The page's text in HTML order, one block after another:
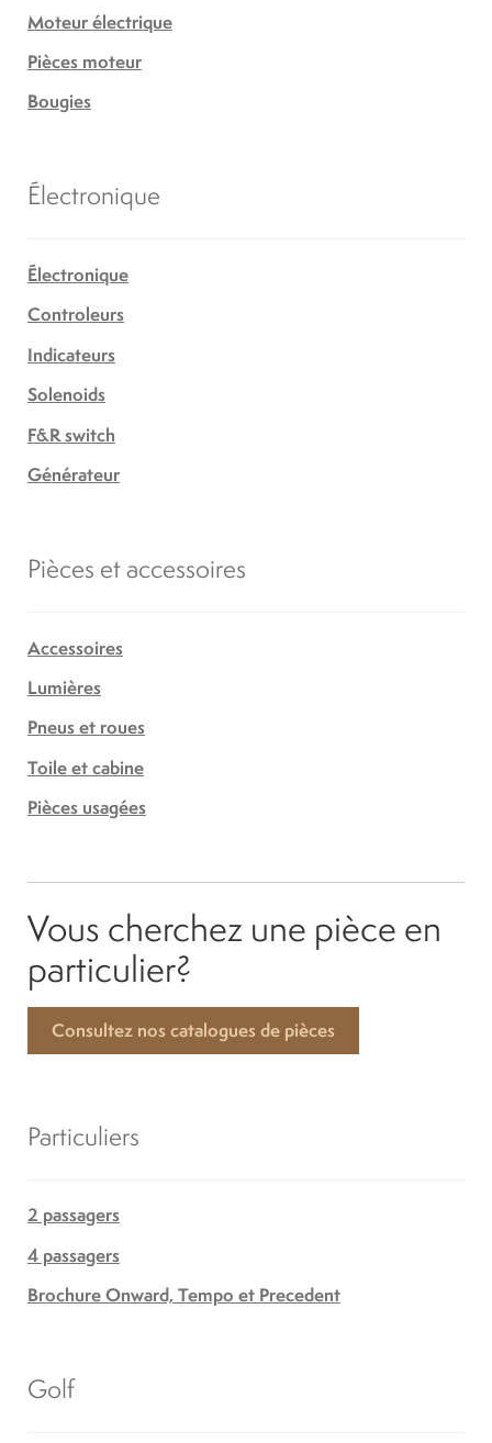
Moteur électrique
Pièces moteur
Bougies
Électronique
Électronique
Controleurs
Indicateurs
Solenoids
F&R switch
Générateur
Pièces et accessoires
Accessoires
Lumières
Pneus et roues
Toile et cabine
Pièces usagées
Vous cherchez une pièce en
particulier?
Consultez nos catalogues de pièces
Particuliers
2 passagers
4 passagers
Brochure Onward, Tempo et Precedent
Golf